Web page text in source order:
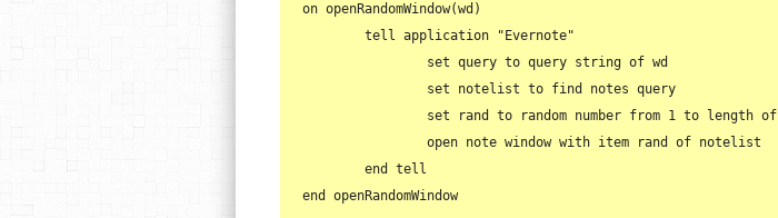
on openRandomWindow(wd)
	tell application
"Evernote"
set query to query string of wd
set notelist to find notes query
set
rand to random number from 1 to length of
open note window with item rand of notelist
end
end